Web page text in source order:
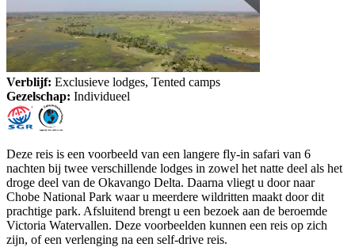
Verblijf: Exclusieve lodges, Tented camps
Gezelschap: Individueel
Deze reis is een voorbeeld van een langere fly-in safari van 6
nachten bij twee verschillende lodges in zowel het natte deel als het
droge deel van de Okavango Delta. Daarna vliegt u door naar
Chobe National Park waar u meerdere wildritten maakt door dit
prachtige park. Afsluitend brengt u een bezoek aan de beroemde
Victoria Watervallen. Deze voorbeelden kunnen een reis op zich
zijn, of een verlenging na een self-drive reis.